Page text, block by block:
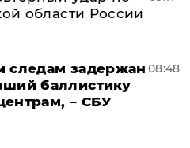
области России
следам задержан
баллистику
– СБУ
08:48